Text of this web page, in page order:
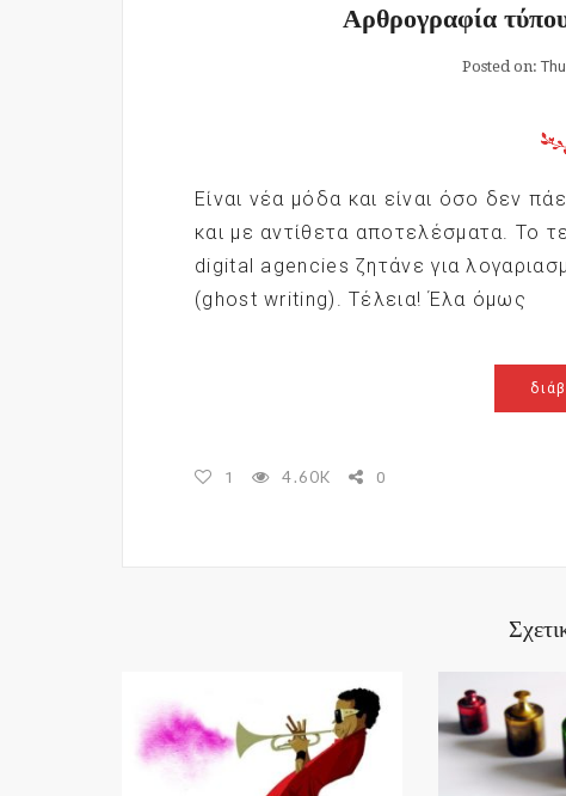
Αρθρογραφία
Posted on:
Είναι νέα μόδα και είναι όσο δεν
και με αντίθετα αποτελέσματα. Το
digital agencies ζητάνε για
(ghost writing). Τέλεια! Έλα όμως
1 4.60K 0